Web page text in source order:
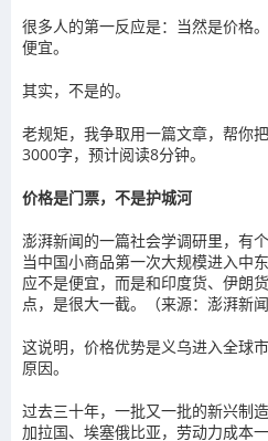
很多人的第一反应是：当然是价格
便宜。
其实，不是的。
老规矩，我争取用一篇文章，帮你
3000字，预计阅读8分钟。
价格是门票，不是护城河
澎湃新闻的一篇社会学调研里，有
当中国小商品第一次大规模进入中
应不是便宜，而是和印度货、伊朗
点，是很大一截。（来源：澎湃新闻
这说明，价格优势是义乌进入全球
原因。
过去三十年，一批又一批的新兴制
加拉国、埃塞俄比亚，劳动力成本